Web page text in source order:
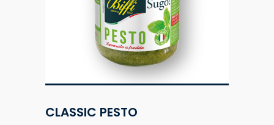
CLASSIC PESTO